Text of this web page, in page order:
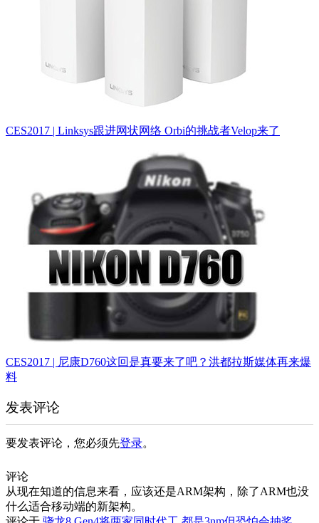
CES2017 | Linksys跟进网状网络 Orbi的挑战者Velop来了
CES2017 | 尼康D760这回是真要来了吧？洪都拉斯媒体再来爆
料
发表评论
要发表评论，您必须先登录。
评论
从现在知道的信息来看，应该还是ARM架构，除了ARM也没
什么适合移动端的新架构。